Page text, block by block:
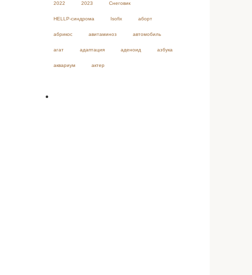
2022 2023 Cнеговик
HELLP-синдрома Isofix аборт
абрикос авитаминоз автомобиль
агат адаптация аденоид азбука
аквариум актер